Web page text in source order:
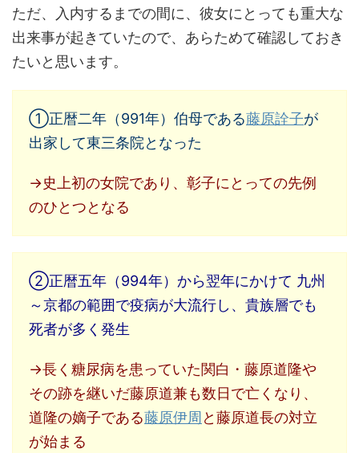
ただ、入内するまでの間に、彼女にとっても重大な
出来事が起きていたので、あらためて確認しておき
たいと思います。
①正暦二年（991年）伯母である藤原詮子が
出家して東三条院となった
→史上初の女院であり、彰子にとっての先例
のひとつとなる
②正暦五年（994年）から翌年にかけて 九州
～京都の範囲で疫病が大流行し、貴族層でも
死者が多く発生
→長く糖尿病を患っていた関白・藤原道隆や
その跡を継いだ藤原道兼も数日で亡くなり、
道隆の嫡子である藤原伊周 と藤原道長の対立
が始まる